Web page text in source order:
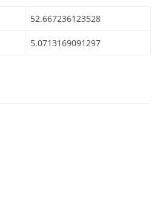
52.667236123528
5.0713169091297